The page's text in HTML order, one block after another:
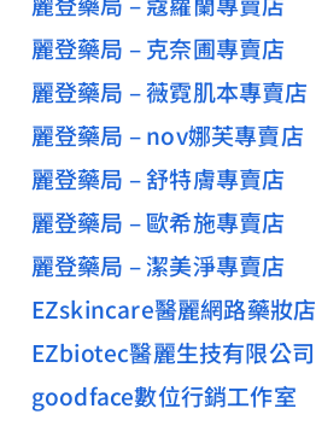
麗登藥局 – 克奈圃專賣店
麗登藥局 – 薇霓肌本專賣店
麗登藥局 – nov娜芙專賣店
麗登藥局 – 舒特膚專賣店
麗登藥局 – 歐希施專賣店
麗登藥局 – 潔美淨專賣店
EZskincare醫麗網路藥妝店
EZbiotec醫麗生技有限公司
goodface數位行銷工作室